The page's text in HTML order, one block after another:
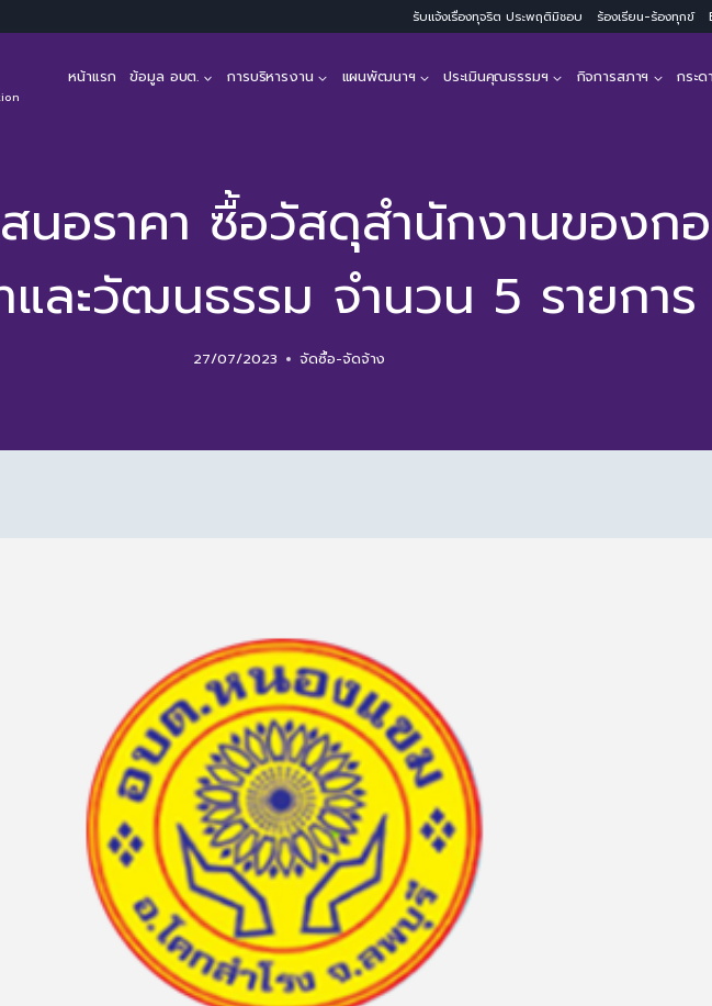
รับแจ้งเรื่องทุจริต ประพฤติมิชอบ ร้องเรียน-ร้องทุกข์
หน้าแรก ข้อมูล อบต. การบริหารงาน แผนพัฒนาฯ ประเมินคุณธรรมฯ กิจการสภาฯ กระ
สนอราคา ซื้อวัสดุสำนักงานของก
และวัฒนธรรม จำนวน 5 รายการ
27/07/2023 จัดซื้อ-จัดจ้าง